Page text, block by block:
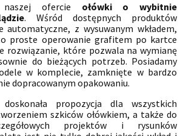
naszej ofercie ołówki o wybitnie
. Wśród dostępnych produktów
automatyczne, z wysuwanym wkładem,
proste operowanie grafitem po kartce
rozwiązanie, które pozwala na wymianę
do bieżących potrzeb. Posiadamy
w komplecie, zamknięte w bardzo
dopracowanym opakowaniu.
propozycja dla wszystkich
szkiców ołówkiem, a także do
projektów i rysunków